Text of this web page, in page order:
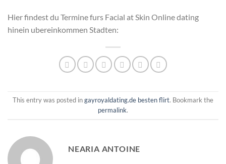
Hier findest du Termine furs Facial at Skin Online dating
hinein ubereinkommen Stadten:
This entry was posted ingayroyaldating.de besten flirt. Bookmark the
permalink.
NEARIA ANTOINE